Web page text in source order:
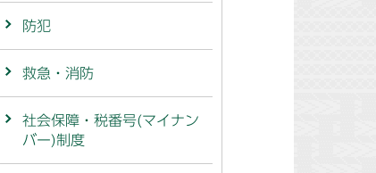
防犯
救急・消防
社会保障・税番号(マイナン
バー)制度